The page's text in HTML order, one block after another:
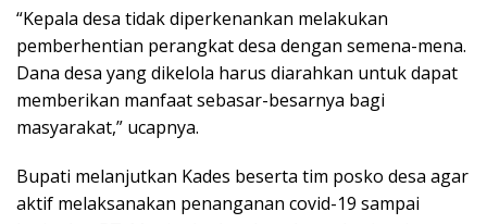
“Kepala desa tidak diperkenankan melakukan
pemberhentian perangkat desa dengan semena-mena.
Dana desa yang dikelola harus diarahkan untuk dapat
memberikan manfaat sebasar-besarnya bagi
masyarakat,” ucapnya.
Bupati melanjutkan Kades beserta tim posko desa agar
aktif melaksanakan penanganan covid-19 sampai